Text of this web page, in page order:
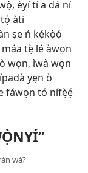
èyí tí a dá ní
àti
ṣe ń kẹ́kọ̀ọ́
tẹ̀ lé àwọn
wọn, ìwà wọn
yẹn ò
fáwọn tó nífẹ̀ẹ́
wá?